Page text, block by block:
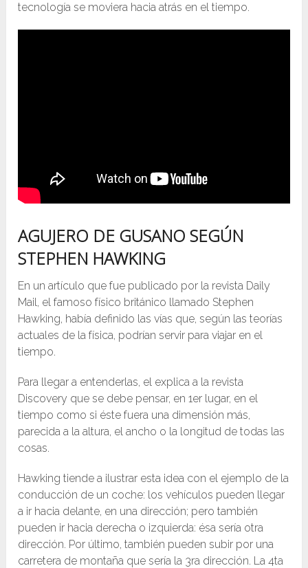
tecnología se moviera hacia atrás en el tiempo.
AGUJERO DE GUSANO SEGÚN
STEPHEN HAWKING
En un artículo que fue publicado por la revista Daily
Mail, el famoso físico británico llamado Stephen
Hawking, había definido las vías que, según las teorías
actuales de la física, podrían servir para viajar en el
tiempo.
Para llegar a entenderlas, el explica a la revista
Discovery que se debe pensar, en 1er lugar, en el
tiempo como si éste fuera una dimensión más,
parecida a la altura, el ancho o la longitud de todas las
cosas.
Hawking tiende a ilustrar esta idea con el ejemplo de la
conducción de un coche: los vehículos pueden llegar
a ir hacia delante, en una dirección; pero también
pueden ir hacia derecha o izquierda: ésa sería otra
dirección. Por último, también pueden subir por una
carretera de montaña que sería la 3ra dirección. La 4ta